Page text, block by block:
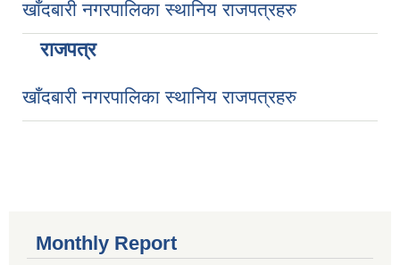
खाँदबारी नगरपालिका स्थानिय राजपत्रहरु
राजपत्र
खाँदबारी नगरपालिका स्थानिय राजपत्रहरु
Monthly Report